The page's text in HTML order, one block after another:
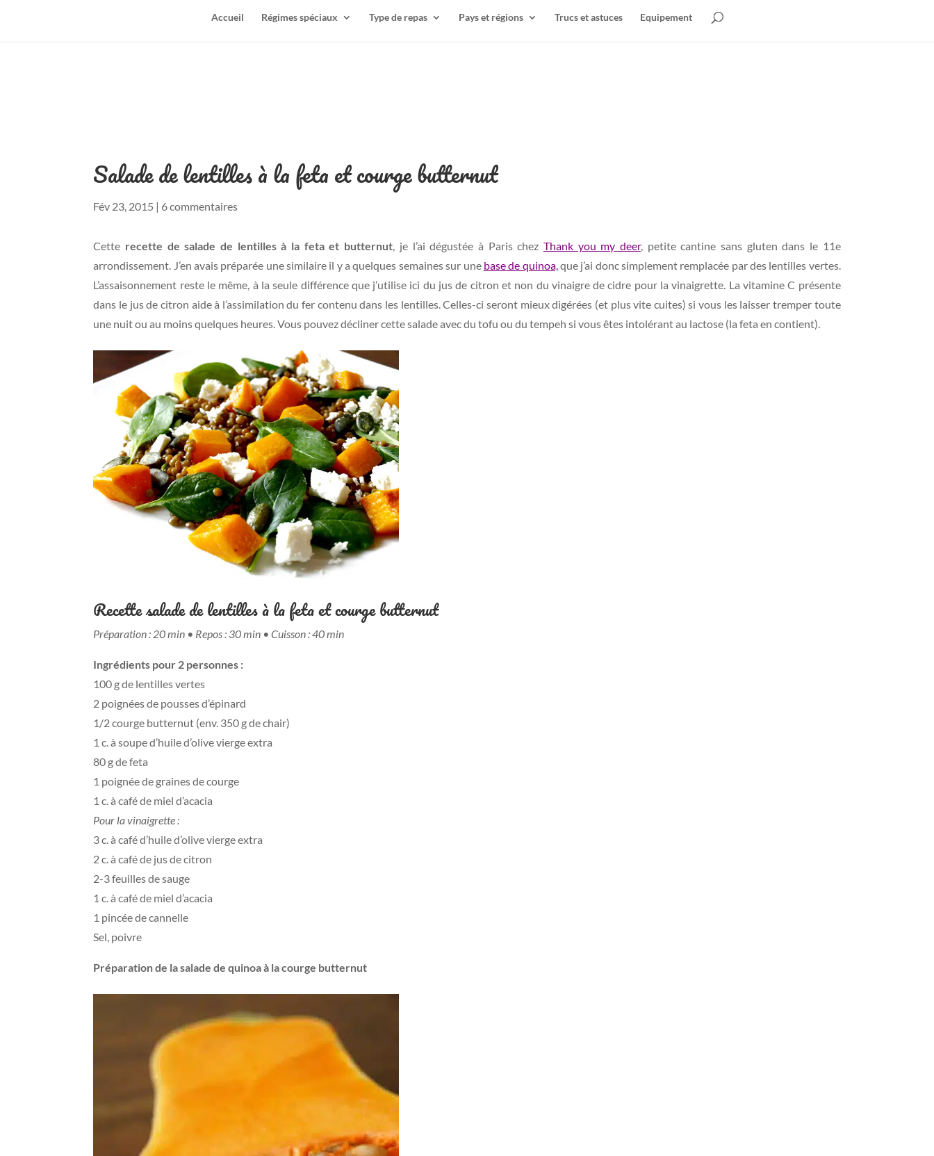
Accueil Régimes spéciaux Type de repas Pays et régions Trucs et astuces Equipement
Salade de lentilles à la feta et courge butternut
Fév 23, 2015 | 6 commentaires
Cette recette de salade de lentilles à la feta et butternut, je l’ai dégustée à Paris chez Thank you my deer, petite cantine sans gluten dans le 11e
arrondissement. J’en avais préparée une similaire il y a quelques semaines sur une base de quinoa,que j’ai donc simplement remplacée par des lentilles vertes.
L’assaisonnement reste le même, à la seule différence que j’utilise ici du jus de citron et non du vinaigre de cidre pour la vinaigrette. La vitamine C présente
dans le jus de citron aide à l’assimilation du fer contenu dans les lentilles. Celles-ci seront mieux digérées (et plus vite cuites) si vous les laisser tremper toute
une nuit ou au moins quelques heures. Vous pouvez décliner cette salade avec du tofu ou du tempeh si vous êtes intolérant au lactose (la feta en contient).
Recette salade de lentilles à la feta et courge butternut
Préparation : 20 min • Repos : 30 min • Cuisson : 40 min
Ingrédients pour 2 personnes :
100 g de lentilles vertes
2 poignées de pousses d’épinard
1/2 courge butternut (env. 350 g de chair)
1 c. à soupe d’huile d’olive vierge extra
80 g de feta
1 poignée de graines de courge
1 c. à café de miel d’acacia
Pour la vinaigrette :
3 c. à café d’huile d’olive vierge extra
2 c. à café de jus de citron
2-3 feuilles de sauge
1 c. à café de miel d’acacia
1 pincée de cannelle
Sel, poivre
Préparation de la salade de quinoa à la courge butternut